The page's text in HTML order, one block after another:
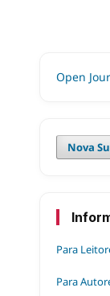
Open
Nova
Para
Para